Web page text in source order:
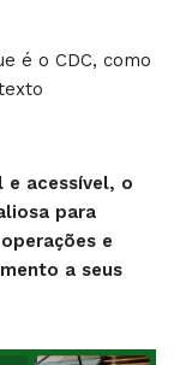
é o CDC, como
acessível, o
para
e
a seus